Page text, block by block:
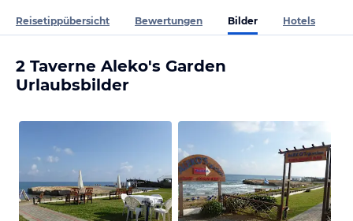
Reisetippübersicht Bewertungen Bilder Hotels
2 Taverne Aleko's Garden
Urlaubsbilder